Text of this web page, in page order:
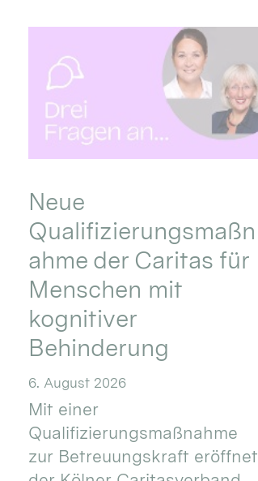
Neue
Qualifizierungsmaßn
ahme der Caritas für
Menschen mit
kognitiver
Behinderung
6. August 2026
Mit einer
Qualifizierungsmaßnahme
zur Betreuungskraft eröffnet